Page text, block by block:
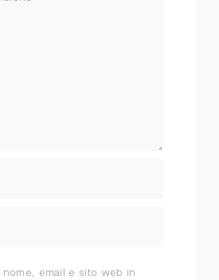
nome, email e sito web in